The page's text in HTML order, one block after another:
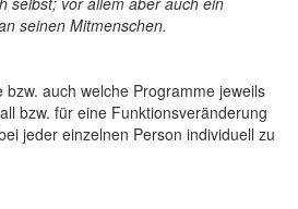
seinen Mitmenschen.
auch welche Programme jeweils
bzw. für eine Funktionsveränderung
jeder einzelnen Person individuell zu